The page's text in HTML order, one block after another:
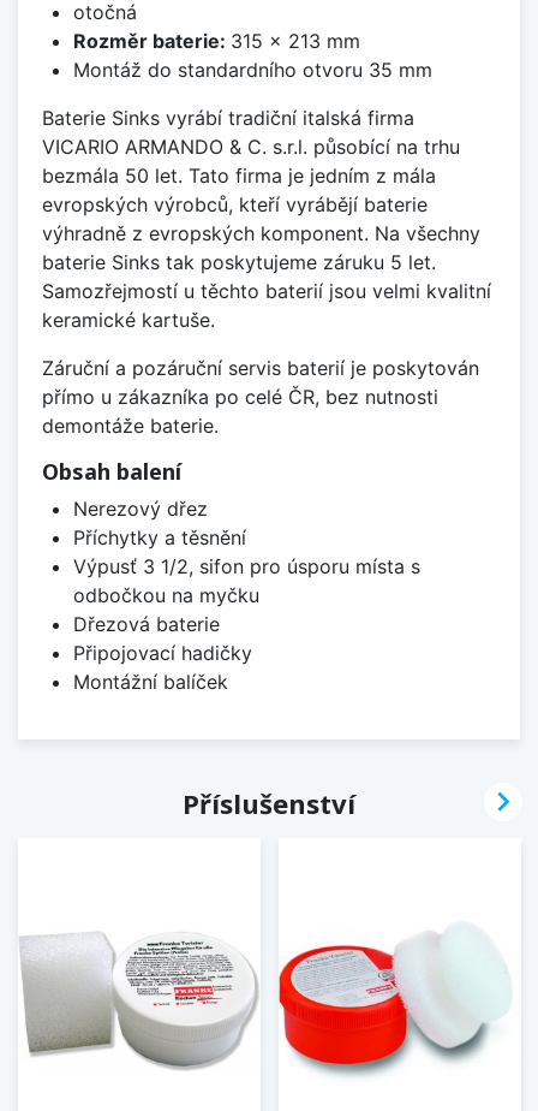
otočná
Rozměr baterie: 315 x 213 mm
Montáž do standardního otvoru 35 mm
Baterie Sinks vyrábí tradiční italská firma
VICARIO ARMANDO & C. s.r.l. působící na trhu
bezmála 50 let. Tato firma je jedním z mála
evropských výrobců, kteří vyrábějí baterie
výhradně z evropských komponent. Na všechny
baterie Sinks tak poskytujeme záruku 5 let.
Samozřejmostí u těchto baterií jsou velmi kvalitní
keramické kartuše.
Záruční a pozáruční servis baterií je poskytován
přímo u zákazníka po celé ČR, bez nutnosti
demontáže baterie.
Obsah balení
Nerezový dřez
Příchytky a těsnění
Výpusť 3 1/2, sifon pro úsporu místa s
odbočkou na myčku
Dřezová baterie
Připojovací hadičky
Montážní balíček
Příslušenství 